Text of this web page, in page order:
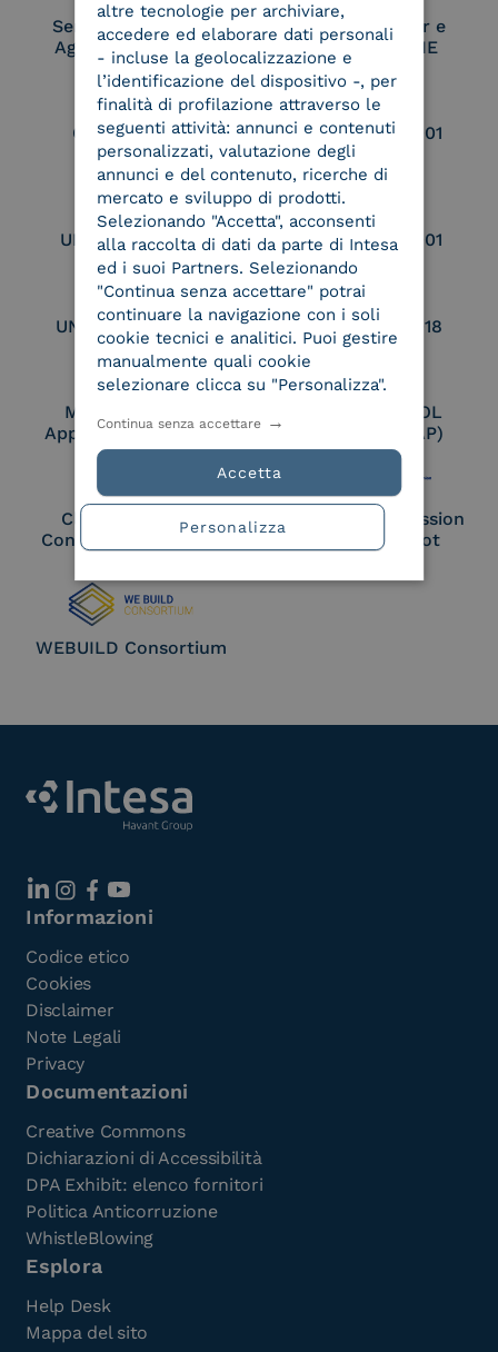
Service Provider e
Aggregatore SPID
Service Provider e
Aggregatore CIE
Conservatore
qualificato
UNI EN ISO 37001
UNI EN ISO 9001 UNI EN ISO 27001
UNI EN ISO 27017 UNI EN ISO 27018
Membro Adobe
Approved Trust List
Certified PEPPOL
Access Point (AP)
Cloud Signature
Consortium Member
European Commission
Large Scale Pilot
WEBUILD Consortium
Informazioni
Codice etico
Cookies
Disclaimer
Note Legali
Privacy
Documentazioni
Creative Commons
Dichiarazioni di Accessibilità
DPA Exhibit: elenco fornitori
Politica Anticorruzione
WhistleBlowing
Esplora
Help Desk
Mappa del sito
altre tecnologie per archiviare,
accedere ed elaborare dati personali
- incluse la geolocalizzazione e
l’identificazione del dispositivo -, per
finalità di profilazione attraverso le
seguenti attività: annunci e contenuti
personalizzati, valutazione degli
annunci e del contenuto, ricerche di
mercato e sviluppo di prodotti.
Selezionando "Accetta", acconsenti
alla raccolta di dati da parte di Intesa
ed i suoi Partners. Selezionando
"Continua senza accettare" potrai
continuare la navigazione con i soli
cookie tecnici e analitici. Puoi gestire
manualmente quali cookie
selezionare clicca su "Personalizza".
Accetta
Continua senza accettare
Personalizza